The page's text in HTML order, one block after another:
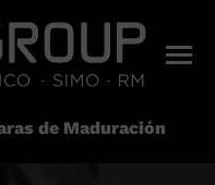
de Maduración